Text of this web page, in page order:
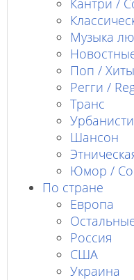
Кантри /
Музыка
Поп / Хиты
Регги /
Транс
Шансон
Юмор /
По стране
Европа
Россия
США
Украина